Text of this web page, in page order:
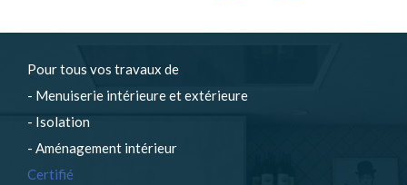
Pour tous vos travaux de
- Menuiserie intérieure et extérieure
- Isolation
- Aménagement intérieur
Certifié